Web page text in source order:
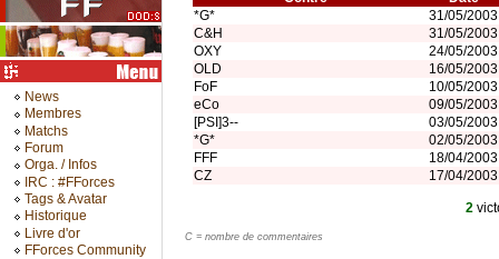
News
Membres
Matchs
Forum
Orga. / Infos
IRC : #FForces
Tags & Avatar
Historique
Livre d'or
FForces Community
*G*
31/05/2003
C&H
31/05/2003
OXY
24/05/2003
OLD
16/05/2003
FoF
10/05/2003
eCo
09/05/2003
[PSI]3--
03/05/2003
*G*
02/05/2003
FFF
18/04/2003
CZ
17/04/2003
2
C = nombre de commentaires